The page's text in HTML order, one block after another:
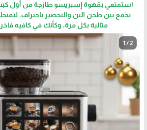
تجمع بين طحن البن والتحضير باحتراف،
مثالية بكل مرة، وكأنك في كافيه
1 / 2